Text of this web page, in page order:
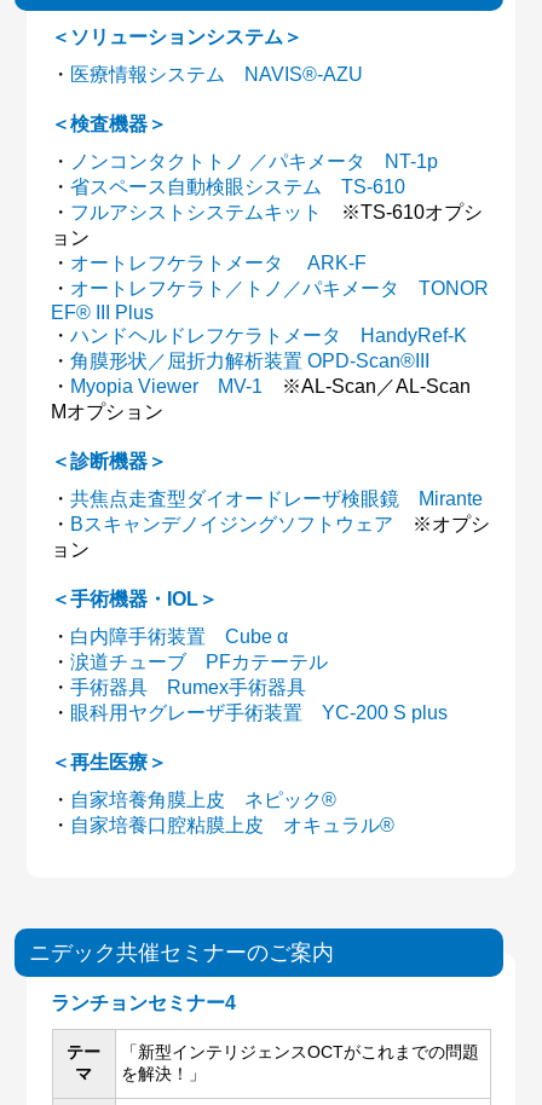
＜ソリューションシステム＞
・ 医療情報システム NAVIS®-AZU
＜検査機器＞
・ ノンコンタクトトノ ／パキメータ NT-1p
・省スペース自動検眼システム TS-610
・ フルアシストシステムキット
※TS-610オプシ
ョン
・ オートレフケラトメータ ARK-F
・ オートレフケラト／トノ／パキメータ TONOR
EF® III Plus
・ハンドヘルドレフケラトメータ HandyRef-K
・角膜形状／屈折力解析装置 OPD-Scan®III
・ Myopia Viewer MV-1 ※AL-Scan／AL-Scan
Mオプション
＜診断機器＞
・共焦点走査型ダイオードレーザ検眼鏡 Mirante
・ Bスキャンデノイジングソフトウェア ※オプシ
ョン
＜手術機器・IOL＞
・ 白内障手術装置 Cube α
・涙道チューブ PFカテーテル
・手術器具 Rumex手術器具
・ 眼科用ヤグレーザ手術装置 YC-200 S plus
＜再生医療＞
・ 自家培養角膜上皮 ネピック®
・ 自家培養口腔粘膜上皮 オキュラル®
ニデック共催セミナーのご案内
ランチョンセミナー4
テー
マ
「新型インテリジェンスOCTがこれまでの問題
を解決！」